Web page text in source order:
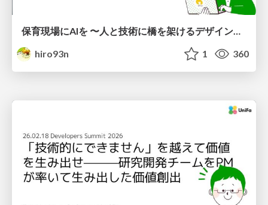
保育現場にAIを 〜人と技術に橋を架けるデザインで考えてきたこと〜 uiuxcamp2026-hoiku-ai-design
hiro93n
1 360